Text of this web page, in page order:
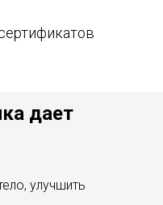
дает
улучшить